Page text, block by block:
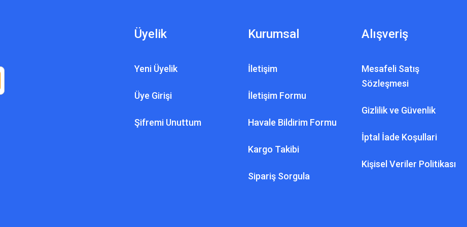
DEDEKTÖR TEKNOLOJILERI
ASYA DEDEKTÖR TEKNOLOJILERI
Marduk Az7000 Yeraltı Radarı
Üyelik
Yeni Üyelik
Üye Girişi
Şifremi Unuttum
Kurumsal
İletişim
İletişim Formu
Havale Bildirim Formu
Kargo Takibi
Sipariş Sorgula
Alışveriş
Mesafeli Satış
Sözleşmesi
Gizlilik ve Güvenlik
İptal İade Koşullari
Kişisel Veriler Politikası